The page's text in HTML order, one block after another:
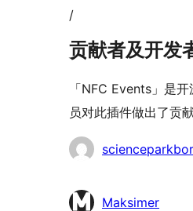
/
贡献者及开发
「NFC Events」是
员对此插件做出了贡献
贡
者
Maksimer